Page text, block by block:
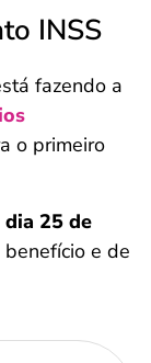
INSS
fazendo a
o primeiro
dia 25 de
e de